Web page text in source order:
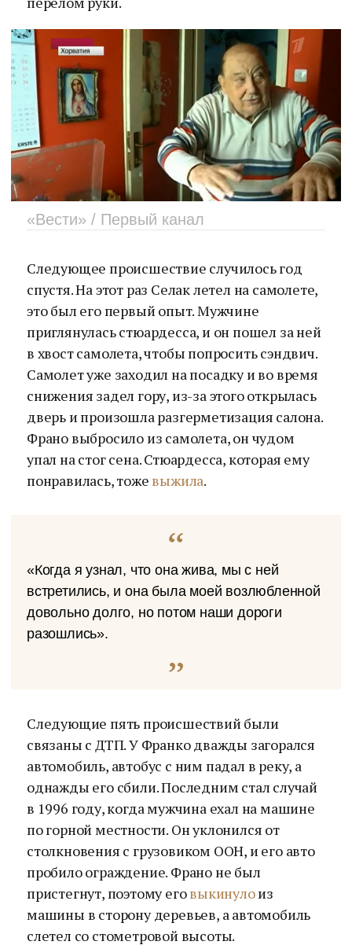
«Вести» / Первый канал
Следующее происшествие случилось год
спустя. На этот раз Селак летел на самолете,
это был его первый опыт. Мужчине
приглянулась стюардесса, и он пошел за ней
в хвост самолета, чтобы попросить сэндвич.
Самолет уже заходил на посадку и во время
снижения задел гору, из-за этого открылась
дверь и произошла разгерметизация салона.
Франо выбросило из самолета, он чудом
упал на стог сена. Стюардесса, которая ему
понравилась, тоже выжила.
«Когда я узнал, что она жива, мы с ней
встретились, и она была моей возлюбленной
довольно долго, но потом наши дороги
разошлись».
Следующие пять происшествий были
связаны с ДТП. У Франко дважды загорался
автомобиль, автобус с ним падал в реку, а
однажды его сбили. Последним стал случай
в 1996 году, когда мужчина ехал на машине
по горной местности. Он уклонился от
столкновения с грузовиком ООН, и его авто
пробило ограждение. Франо не был
пристегнут, поэтому еговыкинулоиз
машины в сторону деревьев, а автомобиль
слетел со стометровой высоты.